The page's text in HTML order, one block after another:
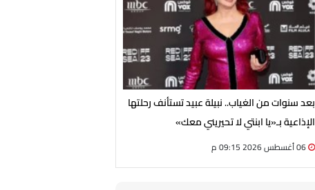
بعد سنوات من الغياب.. نبيلة عبيد تستأنف رحلتها
الإذاعية بـ«يا ابنتي لا تحيريني معك»